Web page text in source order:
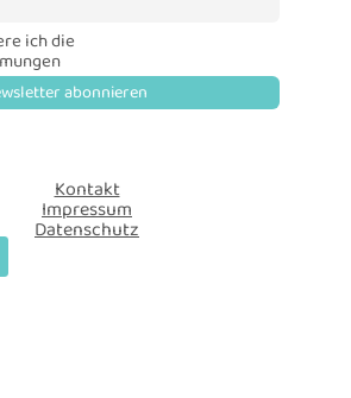
ich die
Kontakt
Impressum
Datenschutz